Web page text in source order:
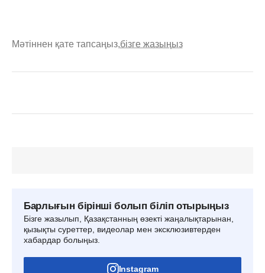
Мәтіннен қате тапсаңыз,бізге жазыңыз
Барлығын бірінші болып біліп отырыңыз
Бізге жазылып, Қазақстанның өзекті жаңалықтарынан,
қызықты суреттер, видеолар мен эксклюзивтерден
хабардар болыңыз.
Instagram